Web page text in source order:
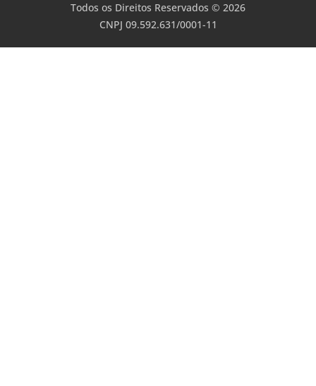
Todos os Direitos Reservados © 2026
CNPJ 09.592.631/0001-11